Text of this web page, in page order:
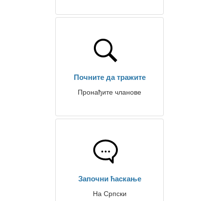
Почните да тражите
Пронађите чланове
Започни ћаскање
На Српски